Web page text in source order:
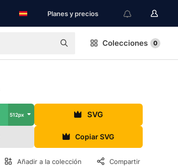
Planes y precios
Colecciones 0
512px SVG
Copiar SVG
Añadir a la colección Compartir